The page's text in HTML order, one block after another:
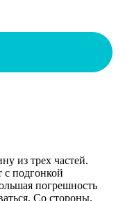
из трех частей.
с подгонкой
погрешность
Со стороны,